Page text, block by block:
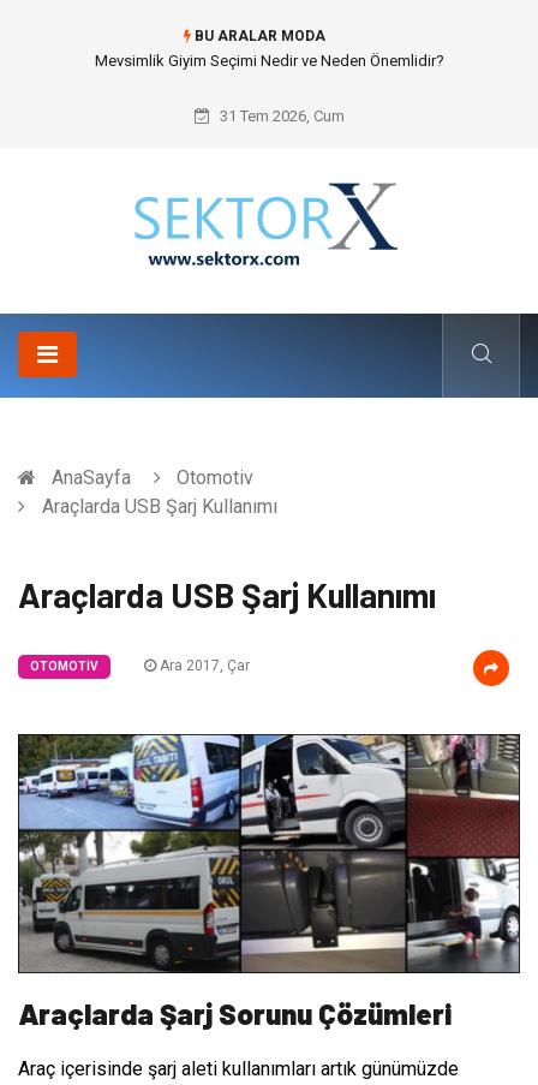
BU ARALAR MODA
Hansgrohe Ankastre Duş Seti Banyo Mimarisinde Konforu Nasıl
31 Tem 2026, Cum
AnaSayfa
Otomotiv
Araçlarda USB Şarj Kullanımı
Araçlarda USB Şarj Kullanımı
OTOMOTIV Ara 2017, Çar
Araçlarda Şarj Sorunu Çözümleri
Araç içerisinde şarj aleti kullanımları artık günümüzde